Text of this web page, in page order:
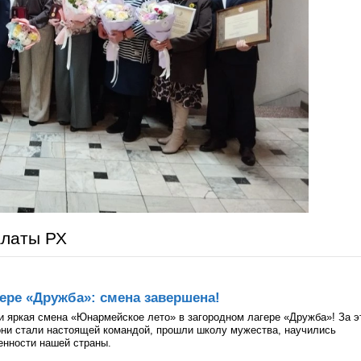
РХ
«Дружба»: смена завершена!
смена «Юнармейское лето» в загородном лагере «Дружба»! За
стали настоящей командой, прошли школу мужества, научились
нашей страны.